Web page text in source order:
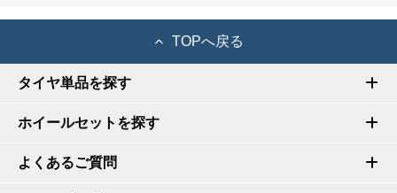
TOPへ戻る
タイヤ単品を探す
ホイールセットを探す
よくあるご質問